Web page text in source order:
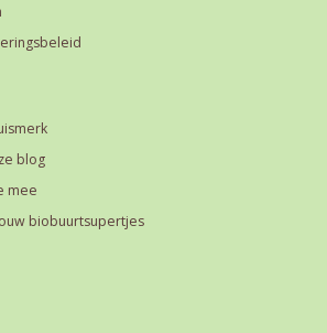
blog
mee
biobuurtsupertjes